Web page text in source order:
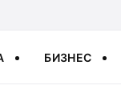
БИЗНЕС